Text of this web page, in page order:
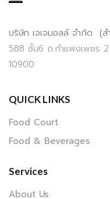
บริษัท เจเจมอลล์ จำกัด (ส
588 ชั้น6 ถ.กำแพงเพชร
10900
QUICK LINKS
Food Court
Food & Beverages
Services
About Us